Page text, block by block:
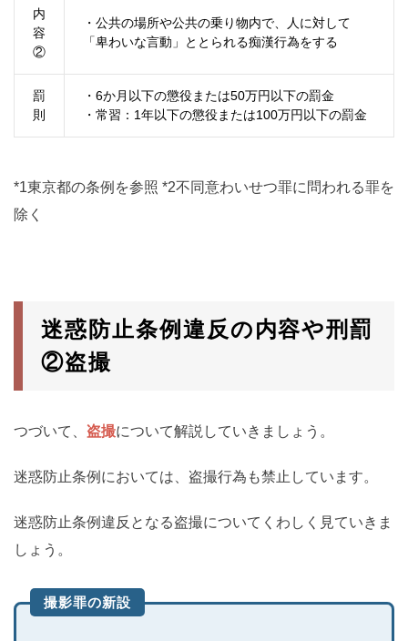
内
容
②
・公共の場所や公共の乗り物内で、人に対して
「卑わいな言動」ととられる痴漢行為をする
罰
則
・ 6か月以下の懲役または50万円以下の罰金
・常習： 1年以下の懲役または100万円以下の罰金
*1東京都の条例を参照 *2不同意わいせつ罪に問われる罪を
除く
迷惑防止条例違反の内容や刑罰
②盗撮
つづいて、 盗撮について解説していきましょう。
迷惑防止条例においては、盗撮行為も禁止しています。
迷惑防止条例違反となる盗撮についてくわしく見ていきま
しょう。
撮影罪の新設